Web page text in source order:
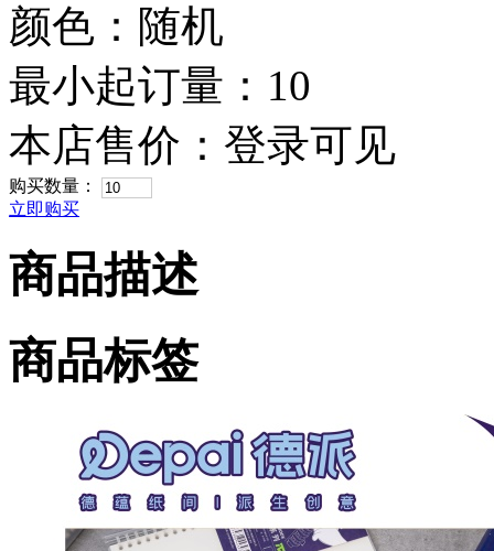
颜色：随机
最小起订量：10
本店售价： 登录可见
购买数量：
立即购买
商品描述
商品标签